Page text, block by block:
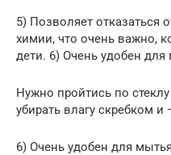
5) Позволяет отказаться
химии, что очень важно,
дети. 6) Очень удобен
Нужно пройтись по
убирать влагу скребком и
6) Очень удобен для